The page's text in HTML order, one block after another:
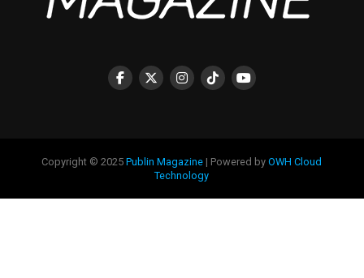
Copyright © 2025Publin Magazine | Powered byOWH Cloud
Technology